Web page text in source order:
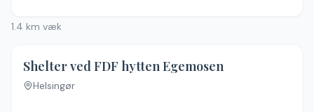
1.4 km væk
Shelter ved FDF hytten Egemosen
Helsingør